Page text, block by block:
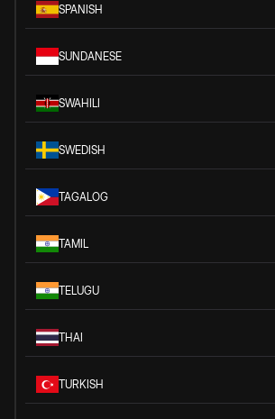
SPANISH
SUNDANESE
SWAHILI
SWEDISH
TAGALOG
TAMIL
TELUGU
THAI
TURKISH